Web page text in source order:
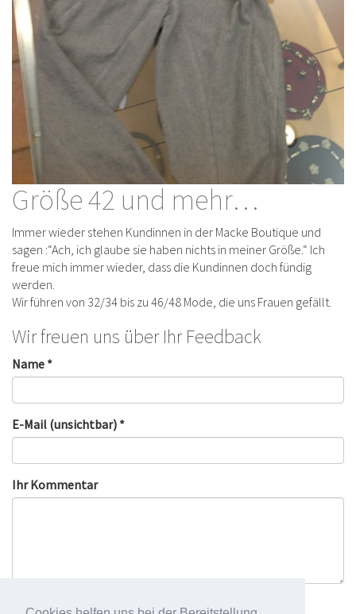
Größe 42 und mehr…
Immer wieder stehen Kundinnen in der Macke Boutique und
sagen :“Ach, ich glaube sie haben nichts in meiner Größe.“ Ich
freue mich immer wieder, dass die Kundinnen doch fündig
werden.
Wir führen von 32/34 bis zu 46/48 Mode, die uns Frauen gefällt.
Wir freuen uns über Ihr Feedback
Name *
E-Mail (unsichtbar) *
Ihr Kommentar